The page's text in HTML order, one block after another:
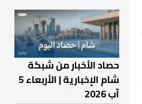
حصاد الأخبار من شبكة
شام الإخبارية | الأربعاء 5
آب 2026